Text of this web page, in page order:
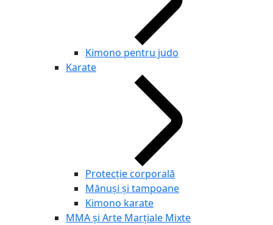
Kimono pentru judo
Karate
Protecție corporală
Mănuși și tampoane
Kimono karate
MMA și Arte Marțiale Mixte